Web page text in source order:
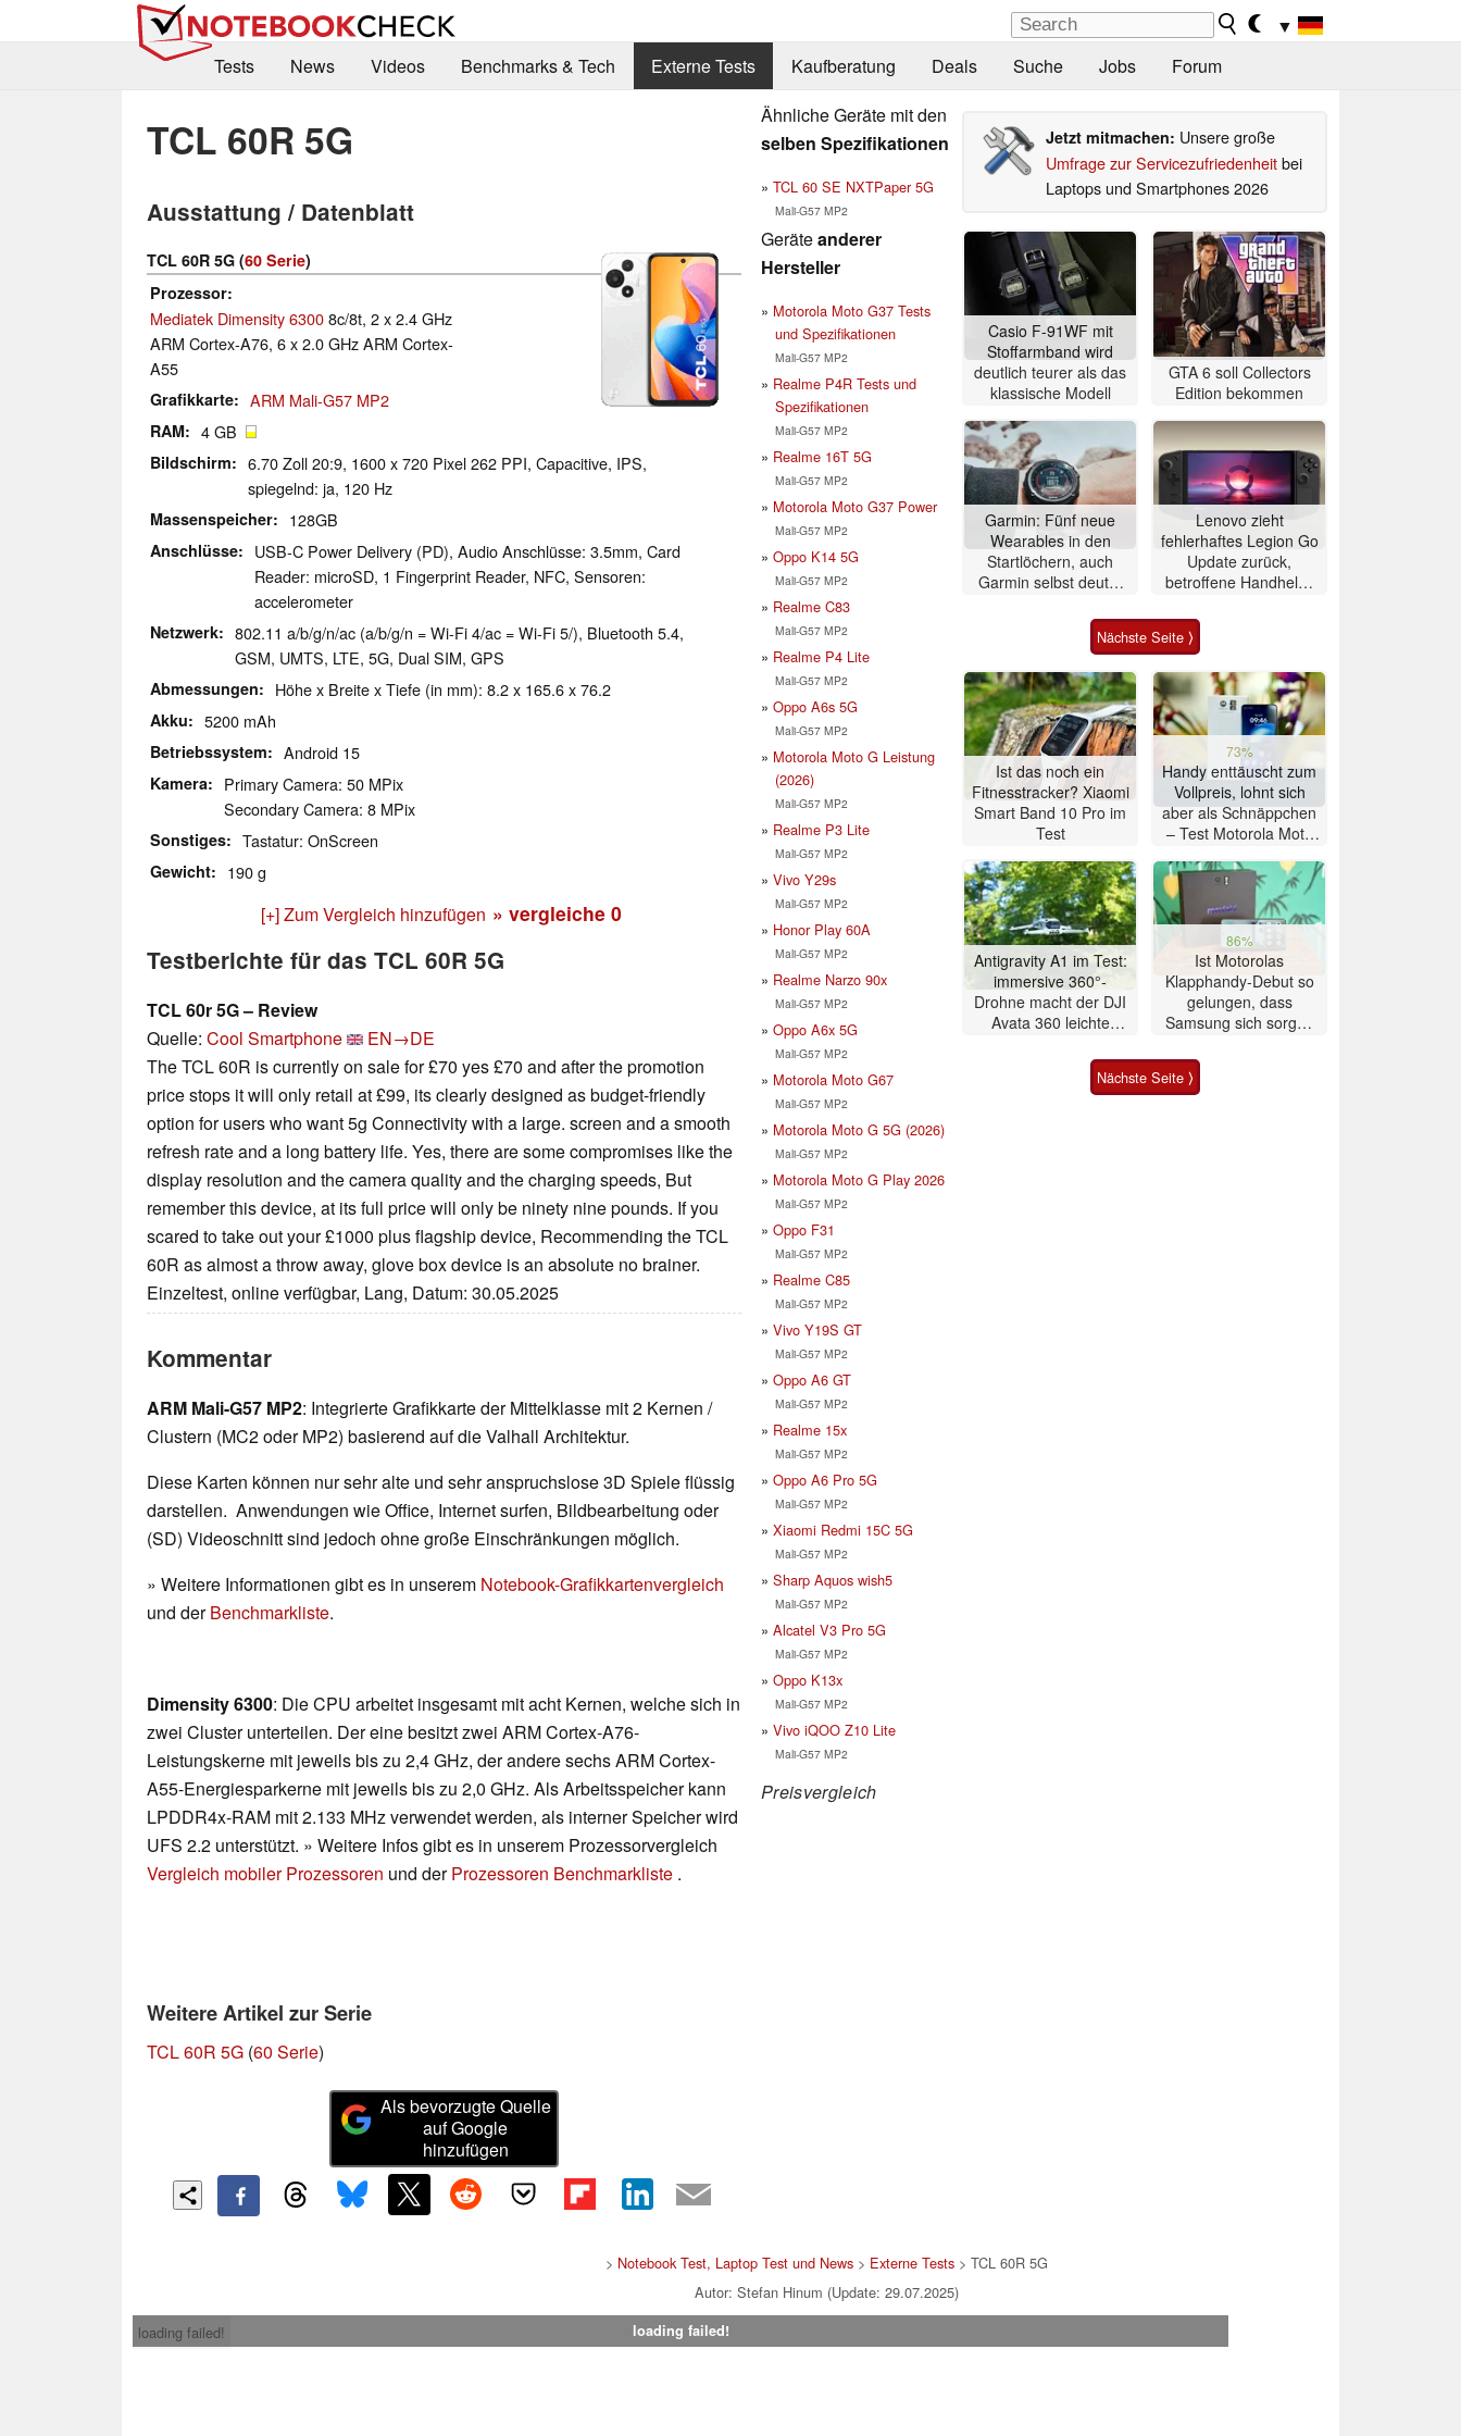
▼
Tests
News Videos Benchmarks & Tech Externe Tests Kaufberatung Deals Suche Jobs Forum
TCL 60R 5G
Ausstattung / Datenblatt
TCL 60R 5G (60 Serie)
Prozessor
Mediatek Dimensity 63008c/8t, 2 x 2.4 GHz
ARM Cortex-A76, 6 x 2.0 GHz ARM Cortex-
A55
Grafikkarte ARM Mali-G57 MP2
RAM 4 GB
Bildschirm
6.70 Zoll 20:9, 1600 x 720 Pixel 262 PPI, Capacitive, IPS,
spiegelnd: ja, 120 Hz
Massenspeicher 128GB
Anschlüsse
USB-C Power Delivery (PD), Audio Anschlüsse: 3.5mm, Card
Reader: microSD, 1 Fingerprint Reader, NFC, Sensoren:
accelerometer
Netzwerk
802.11 a/b/g/n/ac (a/b/g/n = Wi-Fi 4/ac = Wi-Fi 5/), Bluetooth 5.4,
GSM, UMTS, LTE, 5G, Dual SIM, GPS
Abmessungen Höhe x Breite x Tiefe (in mm): 8.2 x 165.6 x 76.2
Akku 5200 mAh
Betriebssystem Android 15
Kamera
Primary Camera: 50 MPix
Secondary Camera: 8 MPix
Sonstiges Tastatur: OnScreen
Gewicht 190 g
[+] Zum Vergleich hinzufügen » vergleiche 0
Testberichte für das TCL 60R 5G
TCL 60r 5G – Review
Quelle: Cool Smartphone
EN→DE
The TCL 60R is currently on sale for £70 yes £70 and after the promotion
price stops it will only retail at £99, its clearly designed as budget-friendly
option for users who want 5g Connectivity with a large. screen and a smooth
refresh rate and a long battery life. Yes, there are some compromises like the
display resolution and the camera quality and the charging speeds, But
remember this device, at its full price will only be ninety nine pounds. If you
scared to take out your £1000 plus flagship device, Recommending the TCL
60R as almost a throw away, glove box device is an absolute no brainer.
Einzeltest, online verfügbar, Lang, Datum: 30.05.2025
Kommentar
ARM Mali-G57 MP2: Integrierte Grafikkarte der Mittelklasse mit 2 Kernen /
Clustern (MC2 oder MP2) basierend auf die Valhall Architektur.
Diese Karten können nur sehr alte und sehr anspruchslose 3D Spiele flüssig
darstellen. Anwendungen wie Office, Internet surfen, Bildbearbeitung oder
(SD) Videoschnitt sind jedoch ohne große Einschränkungen möglich.
» Weitere Informationen gibt es in unserem Notebook-Grafikkartenvergleich
und derBenchmarkliste.
Dimensity 6300: Die CPU arbeitet insgesamt mit acht Kernen, welche sich in
zwei Cluster unterteilen. Der eine besitzt zwei ARM Cortex-A76-
Leistungskerne mit jeweils bis zu 2,4 GHz, der andere sechs ARM Cortex-
A55-Energiesparkerne mit jeweils bis zu 2,0 GHz. Als Arbeitsspeicher kann
LPDDR4x-RAM mit 2.133 MHz verwendet werden, als interner Speicher wird
UFS 2.2 unterstützt. » Weitere Infos gibt es in unserem Prozessorvergleich
Vergleich mobiler Prozessoren und derProzessoren Benchmarkliste .
Weitere Artikel zur Serie
TCL 60R 5G (60 Serie)
Als bevorzugte Quelle
auf Google
hinzufügen
Ähnliche Geräte mit den
selben Spezifikationen
TCL 60 SE NXTPaper 5G
Mali-G57 MP2
Geräteanderer
Hersteller
Motorola Moto G37 Tests
und Spezifikationen
Mali-G57 MP2
Realme P4R Tests und
Spezifikationen
Mali-G57 MP2
Realme 16T 5G
Mali-G57 MP2
Motorola Moto G37 Power
Mali-G57 MP2
Oppo K14 5G
Mali-G57 MP2
Realme C83
Mali-G57 MP2
Realme P4 Lite
Mali-G57 MP2
Oppo A6s 5G
Mali-G57 MP2
Motorola Moto G Leistung
(2026)
Mali-G57 MP2
Realme P3 Lite
Mali-G57 MP2
Vivo Y29s
Mali-G57 MP2
Honor Play 60A
Mali-G57 MP2
Realme Narzo 90x
Mali-G57 MP2
Oppo A6x 5G
Mali-G57 MP2
Motorola Moto G67
Mali-G57 MP2
Motorola Moto G 5G (2026)
Mali-G57 MP2
Motorola Moto G Play 2026
Mali-G57 MP2
Oppo F31
Mali-G57 MP2
Realme C85
Mali-G57 MP2
Vivo Y19S GT
Mali-G57 MP2
Oppo A6 GT
Mali-G57 MP2
Realme 15x
Mali-G57 MP2
Oppo A6 Pro 5G
Mali-G57 MP2
Xiaomi Redmi 15C 5G
Mali-G57 MP2
Sharp Aquos wish5
Mali-G57 MP2
Alcatel V3 Pro 5G
Mali-G57 MP2
Oppo K13x
Mali-G57 MP2
Vivo iQOO Z10 Lite
Mali-G57 MP2
Preisvergleich
Jetzt mitmachen: Unsere große
Umfrage zur Servicezufriedenheitbei
Laptops und Smartphones 2026
Casio F-91WF mit
Stoffarmband wird
deutlich teurer als das
klassische Modell
GTA 6 soll Collectors
Edition bekommen
Garmin: Fünf neue
Wearables in den
Startlöchern, auch
Garmin selbst deutet
Lenovo zieht
fehlerhaftes Legion Go
Update zurück,
betroffene Handhelds
Nächste Seite ⟩
Ist das noch ein
Fitnesstracker? Xiaomi
Smart Band 10 Pro im
Test
73%
Handy enttäuscht zum
Vollpreis, lohnt sich
aber als Schnäppchen
– Test Motorola Moto
Antigravity A1 im Test:
immersive 360°-
Drohne macht der DJI
Avata 360 leichte
86%
Ist Motorolas
Klapphandy-Debut so
gelungen, dass
Samsung sich sorgen
Smartphone im Test
Nächste Seite ⟩
> Notebook Test, Laptop Test und News> Externe Tests> TCL 60R 5G
Autor: Stefan Hinum (Update: 29.07.2025)
loading failed!
loading failed!